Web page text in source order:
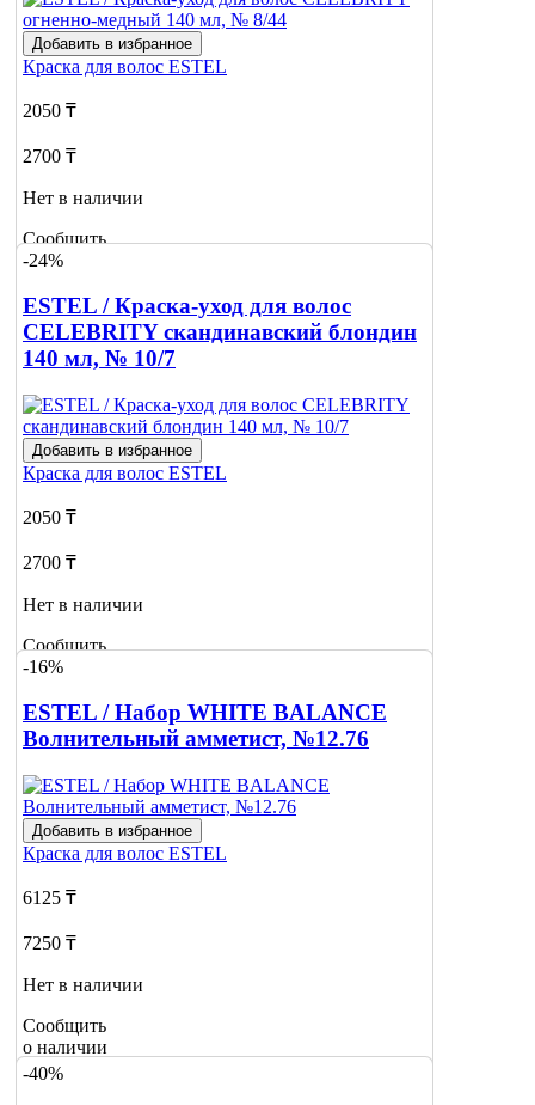
Добавить в избранное
Краска для волос ESTEL
2050 ₸
2700 ₸
Нет в наличии
Сообщить
о наличии
-24%
ESTEL / Краска-уход для волос
CELEBRITY скандинавский блондин
140 мл, № 10/7
Добавить в избранное
Краска для волос ESTEL
2050 ₸
2700 ₸
Нет в наличии
Сообщить
о наличии
-16%
ESTEL / Набор WHITE BALANCE
Волнительный амметист, №12.76
Добавить в избранное
Краска для волос ESTEL
6125 ₸
7250 ₸
Нет в наличии
Сообщить
о наличии
-40%